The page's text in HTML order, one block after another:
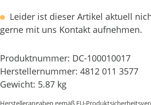
Leider ist dieser Artikel aktuell
gerne mit uns Kontakt aufnehmen.
Produktnummer: DC-100010017
Herstellernummer: 4812 011 3577
Gewicht: 5.87 kg
Herstellerangaben gemäß EU-